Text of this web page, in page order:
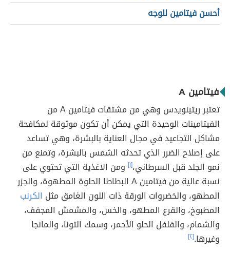
أحسن فيتامين للوجه
فيتامين A
تعتبر ريتينويدس وهي من مشتقات فيتامين A من
الفيتامينات الوحيدة التي يمكن أن تكون موثوقة لمكافحة
مشاكل التجاعيد في مجال العناية بالبشرة، وهي تساعد
على إصلاح الضرر الذي تحدثه الشمس بالبشرة، وتمنع من
نمو الجلد قبل السرطاني،[١] ومن الاغذية التي تحتوي على
نسبة عالية من فيتامين A البطاطا الحلوة المطهوة، والجزر
المطهو، والخضروات الورقة ذات اللون الغامق مثل الكرنب
المطبوخ، والقرع المطهو، والخس، والمشمش المجفف،
والشمام، والفلفل الحلو الأحمر، وسمك التونا، والمانجا
وغيرها.[٢]